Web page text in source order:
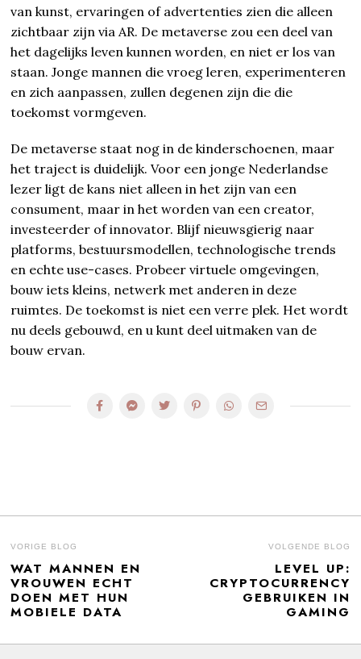
van kunst, ervaringen of advertenties zien die alleen
zichtbaar zijn via AR. De metaverse zou een deel van
het dagelijks leven kunnen worden, en niet er los van
staan. Jonge mannen die vroeg leren, experimenteren
en zich aanpassen, zullen degenen zijn die die
toekomst vormgeven.
De metaverse staat nog in de kinderschoenen, maar
het traject is duidelijk. Voor een jonge Nederlandse
lezer ligt de kans niet alleen in het zijn van een
consument, maar in het worden van een creator,
investeerder of innovator. Blijf nieuwsgierig naar
platforms, bestuursmodellen, technologische trends
en echte use-cases. Probeer virtuele omgevingen,
bouw iets kleins, netwerk met anderen in deze
ruimtes. De toekomst is niet een verre plek. Het wordt
nu deels gebouwd, en u kunt deel uitmaken van de
bouw ervan.
BERICHT
NAVIGATIE
VORIGE BLOG
Previous
post:
WAT MANNEN EN
VROUWEN ECHT
DOEN MET HUN
MOBIELE DATA
VOLGENDE BLOG
LEVEL UP:
CRYPTOCURRENCY
GEBRUIKEN IN
GAMING